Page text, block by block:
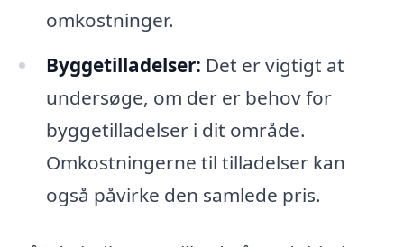
omkostninger.
Byggetilladelser: Det er vigtigt at
undersøge, om der er behov for
byggetilladelser i dit område.
Omkostningerne til tilladelser kan
også påvirke den samlede pris.